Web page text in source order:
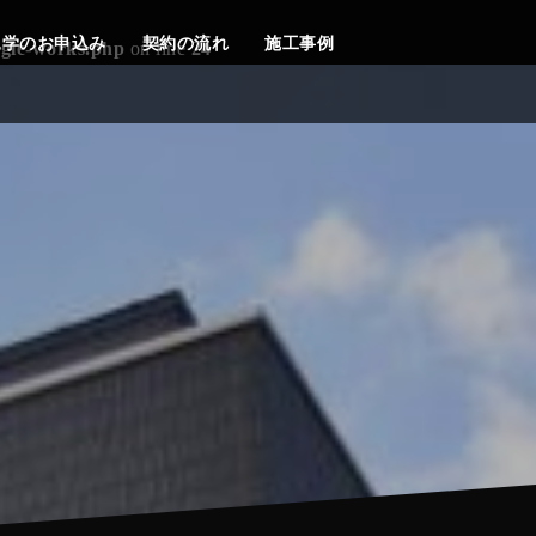
のお申込み 契約の流れ 施工事例
works.php on line24